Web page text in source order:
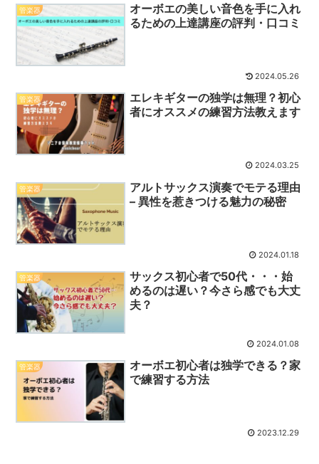
管楽器
オーボエの美しい音色を手に入れ
るための上達講座の評判・口コミ
2024.05.26
管楽器
エレキギターの独学は無理？初心
者にオススメの練習方法教えます
2024.03.25
管楽器
アルトサックス演奏でモテる理由
– 異性を惹きつける魅力の秘密
2024.01.18
管楽器
サックス初心者で50代・・・始
めるのは遅い？今さら感でも大丈
夫？
2024.01.08
管楽器
オーボエ初心者は独学できる？家
で練習する方法
2023.12.29